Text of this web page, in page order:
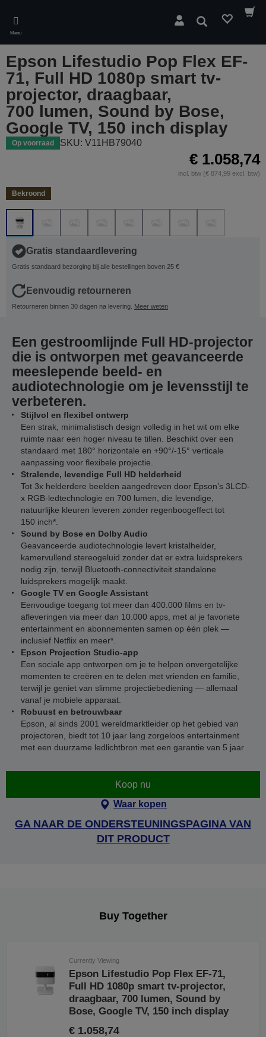
main
content
Menu
Zoeken
Epson Lifestudio Pop Flex EF-
71, Full HD 1080p smart tv-
projector, draagbaar,
700 lumen, Sound by Bose,
Google TV, 150 inch display
Op voorraad SKU: V11HB79040
€ 1.058,74
incl. btw (€ 874,99 excl. btw)
Bekroond
Gratis standaardlevering
Gratis standaard bezorging bij alle bestellingen boven 25 €
Eenvoudig retourneren
Retourneren binnen 30 dagen na levering. Meer weten
Een gestroomlijnde Full HD-projector
die is ontworpen met geavanceerde
meeslepende beeld- en
audiotechnologie om je levensstijl te
verbeteren.
Stijlvol en flexibel ontwerp
Een strak, minimalistisch design volledig in het wit om elke
ruimte naar een hoger niveau te tillen. Beschikt over een
standaard met 180° horizontale en +90°/-15° verticale
aanpassing voor flexibele projectie.
Stralende, levendige Full HD helderheid
Tot 3x helderdere beelden aangedreven door Epson’s 3LCD-
x RGB-ledtechnologie en 700 lumen, die levendige,
natuurlijke kleuren leveren zonder regenboogeffect tot
150 inch*.
Sound by Bose en Dolby Audio
Geavanceerde audiotechnologie levert kristalhelder,
kamervullend stereogeluid zonder dat er extra luidsprekers
nodig zijn, terwijl Bluetooth-connectiviteit standalone
luidsprekers mogelijk maakt.
Google TV en Google Assistant
Eenvoudige toegang tot meer dan 400.000 films en tv-
afleveringen via meer dan 10.000 apps, met al je favoriete
entertainment en abonnementen samen op één plek —
inclusief Netflix en meer*.
Epson Projection Studio-app
Een sociale app ontworpen om je te helpen onvergetelijke
momenten te creëren en te delen met vrienden en familie,
terwijl je geniet van slimme projectiebediening — allemaal
vanaf je mobiele apparaat.
Robuust en betrouwbaar
Epson, al sinds 2001 wereldmarktleider op het gebied van
projectoren, biedt tot 10 jaar lang zorgeloos entertainment
met een duurzame ledlichtbron met een garantie van 5 jaar
Koop nu
Waar kopen
GA NAAR DE ONDERSTEUNINGSPAGINA VAN
DIT PRODUCT
Buy Together
Currently Viewing
Epson Lifestudio Pop Flex EF-71,
Full HD 1080p smart tv-projector,
draagbaar, 700 lumen, Sound by
Bose, Google TV, 150 inch display
€ 1.058,74